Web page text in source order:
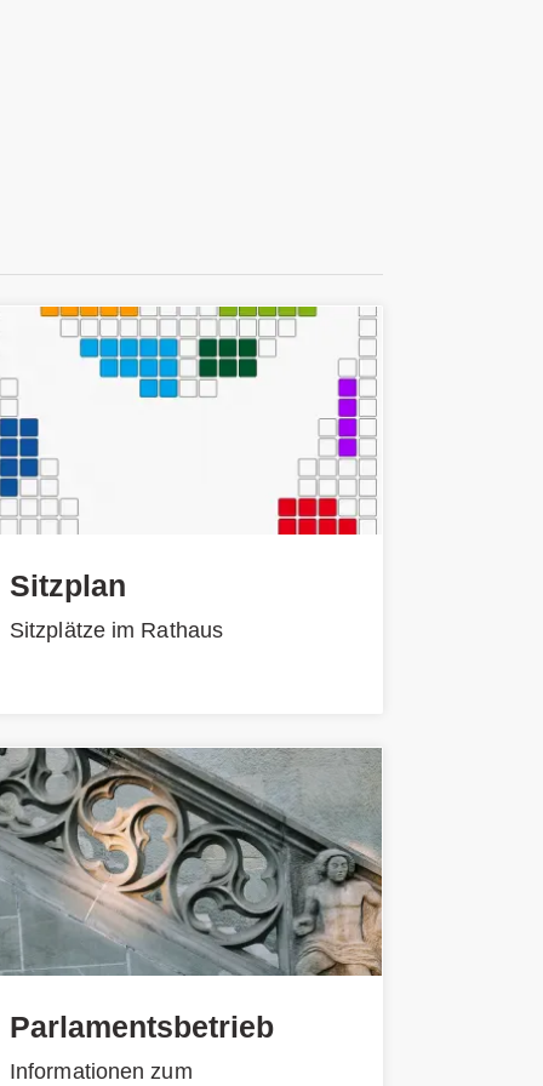
Sitzplan
Sitzplätze im Rathaus
Parlamentsbetrieb
Informationen zum